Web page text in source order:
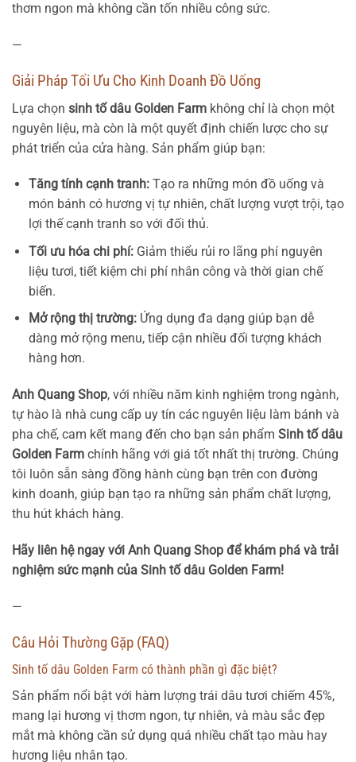
thơm ngon mà không cần tốn nhiều công sức.
—
Giải Pháp Tối Ưu Cho Kinh Doanh Đồ Uống
Lựa chọn sinh tố dâu Golden Farm không chỉ là chọn một
nguyên liệu, mà còn là một quyết định chiến lược cho sự
phát triển của cửa hàng. Sản phẩm giúp bạn:
Tăng tính cạnh tranh:Tạo ra những món đồ uống và
món bánh có hương vị tự nhiên, chất lượng vượt trội, tạo
lợi thế cạnh tranh so với đối thủ.
Tối ưu hóa chi phí:Giảm thiểu rủi ro lãng phí nguyên
liệu tươi, tiết kiệm chi phí nhân công và thời gian chế
biến.
Mở rộng thị trường:Ứng dụng đa dạng giúp bạn dễ
dàng mở rộng menu, tiếp cận nhiều đối tượng khách
hàng hơn.
Anh Quang Shop, với nhiều năm kinh nghiệm trong ngành,
tự hào là nhà cung cấp uy tín các nguyên liệu làm bánh và
pha chế, cam kết mang đến cho bạn sản phẩm Sinh tố dâu
Golden Farm chính hãng với giá tốt nhất thị trường. Chúng
tôi luôn sẵn sàng đồng hành cùng bạn trên con đường
kinh doanh, giúp bạn tạo ra những sản phẩm chất lượng,
thu hút khách hàng.
Hãy liên hệ ngay với Anh Quang Shop để khám phá và trải
nghiệm sức mạnh của Sinh tố dâu Golden Farm!
—
Câu Hỏi Thường Gặp (FAQ)
Sinh tố dâu Golden Farm có thành phần gì đặc biệt?
Sản phẩm nổi bật với hàm lượng trái dâu tươi chiếm 45%,
mang lại hương vị thơm ngon, tự nhiên, và màu sắc đẹp
mắt mà không cần sử dụng quá nhiều chất tạo màu hay
hương liệu nhân tạo.